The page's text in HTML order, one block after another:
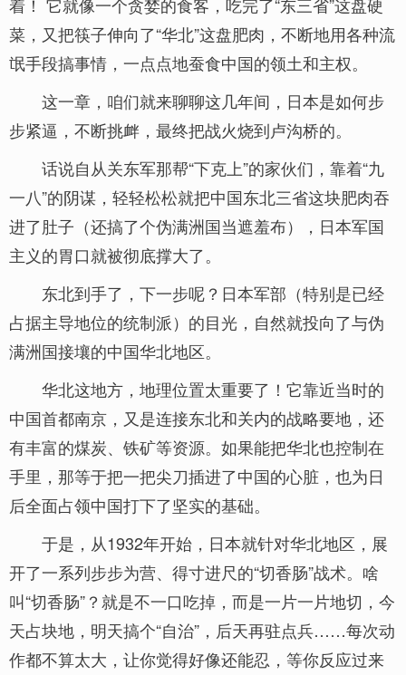
菜，又把筷子伸向了“华北”这盘肥肉，不断地用各种流
氓手段搞事情，一点点地蚕食中国的领土和主权。
这一章，咱们就来聊聊这几年间，日本是如何步
步紧逼，不断挑衅，最终把战火烧到卢沟桥的。
话说自从关东军那帮“下克上”的家伙们，靠着“九
一八”的阴谋，轻轻松松就把中国东北三省这块肥肉吞
进了肚子（还搞了个伪满洲国当遮羞布），日本军国
主义的胃口就被彻底撑大了。
东北到手了，下一步呢？日本军部（特别是已经
占据主导地位的统制派）的目光，自然就投向了与伪
满洲国接壤的中国华北地区。
华北这地方，地理位置太重要了！它靠近当时的
中国首都南京，又是连接东北和关内的战略要地，还
有丰富的煤炭、铁矿等资源。如果能把华北也控制在
手里，那等于把一把尖刀插进了中国的心脏，也为日
后全面占领中国打下了坚实的基础。
于是，从1932年开始，日本就针对华北地区，展
开了一系列步步为营、得寸进尺的“切香肠”战术。啥
叫“切香肠”？就是不一口吃掉，而是一片一片地切，今
天占块地，明天搞个“自治”，后天再驻点兵……每次动
作都不算太大，让你觉得好像还能忍，等你反应过来